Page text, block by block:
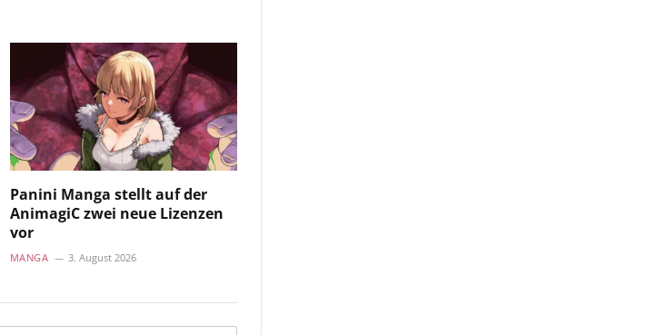
Panini Manga stellt auf der
AnimagiC zwei neue Lizenzen
vor
MANGA 3. August 2026